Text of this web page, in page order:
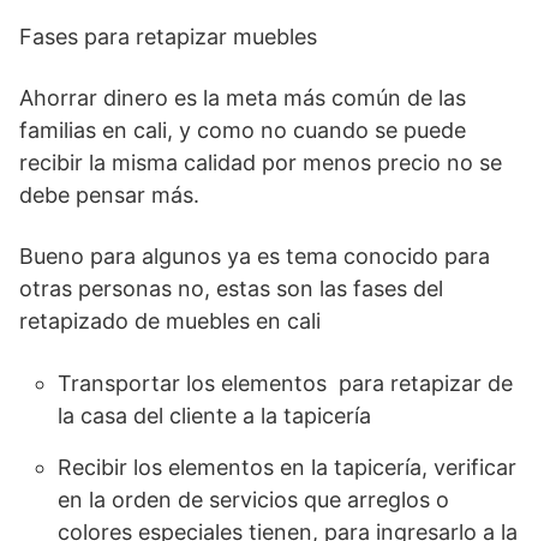
Fases para retapizar muebles
Ahorrar dinero es la meta más común de las
familias en cali, y como no cuando se puede
recibir la misma calidad por menos precio no se
debe pensar más.
Bueno para algunos ya es tema conocido para
otras personas no, estas son las fases del
retapizado de muebles en cali
Transportar los elementos para retapizar de
la casa del cliente a la tapicería
Recibir los elementos en la tapicería, verificar
en la orden de servicios que arreglos o
colores especiales tienen, para ingresarlo a la